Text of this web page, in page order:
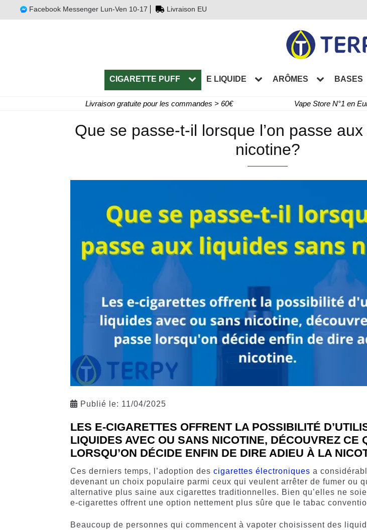
Facebook Messenger Lun-Ven 10-17 Livraison EU
CIGARETTE PUFF E LIQUIDE ARÔMES BASES
Livraison gratuite pour les commandes > 60€ Vape Store N°1 en
Que se passe-t-il lorsque l’on passe
nicotine?
Publié le: 11/04/2025
LES E-CIGARETTES OFFRENT LA POSSIBILITÉ
LIQUIDES AVEC OU SANS NICOTINE, DÉCOUVREZ CE
LORSQU’ON DÉCIDE ENFIN DE DIRE ADIEU À LA
Ces derniers temps, l’adoption descigarettes électroniques a
devenant un choix populaire parmi ceux qui veulent arrêter de fumer ou
alternative plus saine aux cigarettes traditionnelles. Bien qu’elles ne
e-cigarettes offrent une option nettement plus sûre que le tabac
Beaucoup de personnes qui commencent à vapoter choisissent des